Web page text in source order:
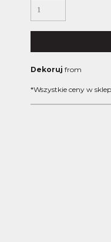
Dekoruj from
*Wszystkie ceny w